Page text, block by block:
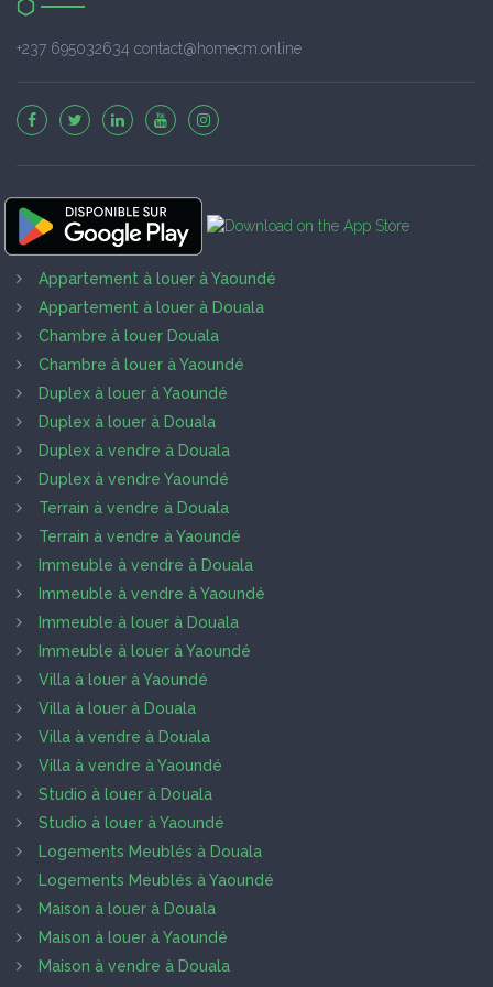
+237 695032634 contact@homecm.online
Appartement à louer à Yaoundé
Appartement à louer à Douala
Chambre à louer Douala
Chambre à louer à Yaoundé
Duplex à louer à Yaoundé
Duplex à louer à Douala
Duplex à vendre à Douala
Duplex à vendre Yaoundé
Terrain à vendre à Douala
Terrain à vendre à Yaoundé
Immeuble à vendre à Douala
Immeuble à vendre à Yaoundé
Immeuble à louer à Douala
Immeuble à louer à Yaoundé
Villa à louer à Yaoundé
Villa à louer à Douala
Villa à vendre à Douala
Villa à vendre à Yaoundé
Studio à louer à Douala
Studio à louer à Yaoundé
Logements Meublés à Douala
Logements Meublés à Yaoundé
Maison à louer à Douala
Maison à louer à Yaoundé
Maison à vendre à Douala